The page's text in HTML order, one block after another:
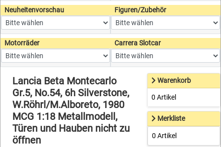
Neuheitenvorschau Figuren/Zubehör
Motorräder Carrera Slotcar
Lancia Beta Montecarlo
Gr.5, No.54, 6h Silverstone,
W.Röhrl/M.Alboreto, 1980
MCG 1:18 Metallmodell,
Türen und Hauben nicht zu
öffnen
Warenkorb
0 Artikel
Merkliste
0 Artikel